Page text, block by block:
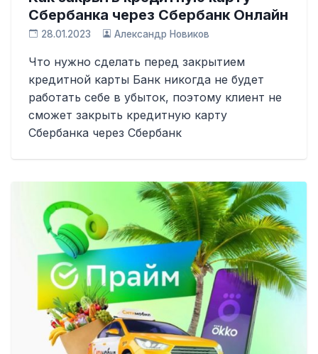
Сбербанка через Сбербанк Онлайн
28.01.2023 Александр Новиков
Что нужно сделать перед закрытием
кредитной карты Банк никогда не будет
работать себе в убыток, поэтому клиент не
сможет закрыть кредитную карту
Сбербанка через Сбербанк